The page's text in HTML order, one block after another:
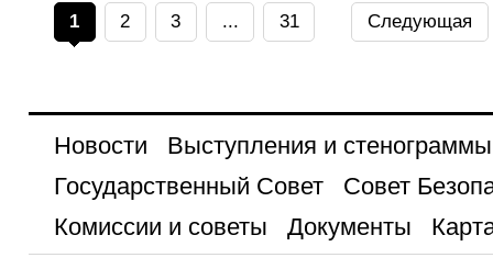
1 2 3 ... 31 Следующая
Новости
Выступления и стенограммы
Государственный Совет
Совет
Комиссии и советы
Документы